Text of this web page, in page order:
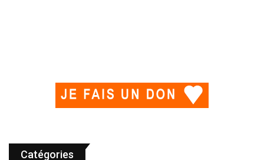
Catégories